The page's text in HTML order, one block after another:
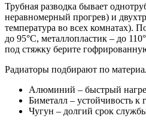
Трубная разводка бывает
неравномерный прогрев) и
температура во всех комнатах).
до 95°C, металлопластик – до
под стяжку берите
Радиаторы подбирают по
Алюминий – быстрый
Биметалл – устойчивость к
Чугун – долгий срок